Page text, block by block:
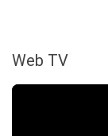
Web TV